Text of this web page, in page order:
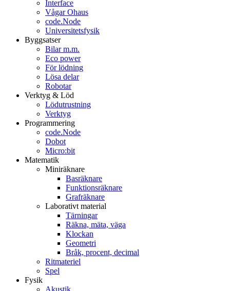
Interface
Vågar Ohaus
code.Node
Universitetsfysik
Byggsatser
Bilar m.m.
Eco power
För lödning
Lösa delar
Robotar
Verktyg & Löd
Lödutrustning
Verktyg
Programmering
code.Node
Dobot
Micro:bit
Matematik
Miniräknare
Basräknare
Funktionsräknare
Grafräknare
Laborativt material
Tärningar
Räkna, mäta, väga
Klockan
Geometri
Bråk, procent, decimal
Ritmateriel
Spel
Fysik
Akustik